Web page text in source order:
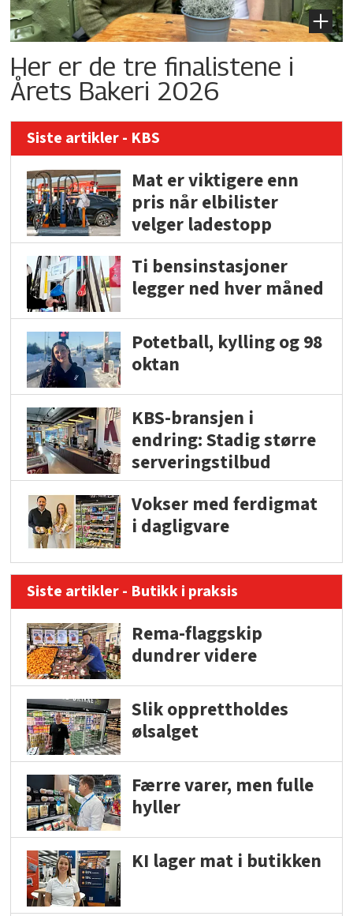
Her er de tre finalistene i
Årets Bakeri 2026
Siste artikler - KBS
Mat er viktigere enn
pris når elbilister
velger ladestopp
Ti bensinstasjoner
legger ned hver måned
Potetball, kylling og 98
oktan
KBS-bransjen i
endring: Stadig større
serveringstilbud
Vokser med ferdigmat
i dagligvare
Siste artikler - Butikk i praksis
Rema-flaggskip
dundrer videre
Slik opprettholdes
ølsalget
Færre varer, men fulle
hyller
KI lager mat i butikken